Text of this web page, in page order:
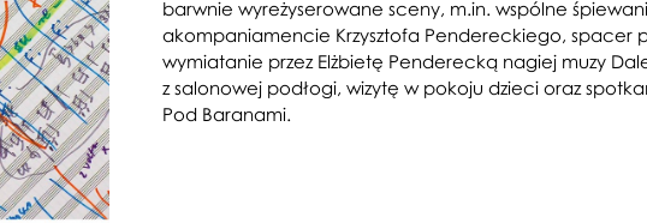
barwnie wyreżyserowane sceny, m.in. wspólne
akompaniamencie Krzysztofa Pendereckiego, spacer
wymiatanie przez Elżbietę Penderecką nagiej muzy
z salonowej podłogi, wizytę w pokoju dzieci oraz
Pod Baranami.